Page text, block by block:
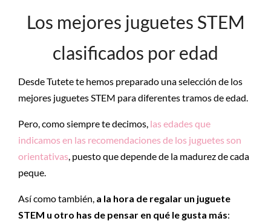
Los mejores juguetes STEM
clasificados por edad
Desde Tutete te hemos preparado una selección de los
mejores juguetes STEM para diferentes tramos de edad.
Pero, como siempre te decimos, las edades que
indicamos en las recomendaciones de los juguetes son
orientativas , puesto que depende de la madurez de cada
peque.
Así como también, a la hora de regalar un juguete
STEM u otro has de pensar en qué le gusta más: